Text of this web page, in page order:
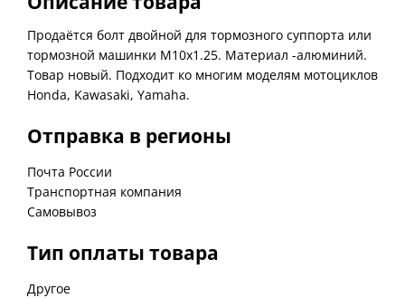
Продаётся болт двойной для тормозного суппорта или
тормозной машинки M10x1.25. Материал -алюминий.
Товар новый. Подходит ко многим моделям мотоциклов
Honda, Kawasaki, Yamaha.
Отправка в регионы
Почта России
Транспортная компания
Самовывоз
Тип оплаты товара
Другое